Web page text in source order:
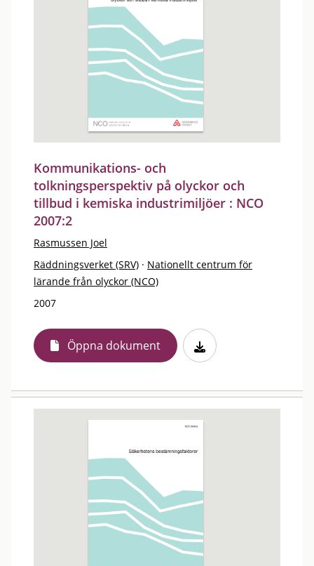
Kommunikations- och
tolkningsperspektiv på olyckor och
tillbud i kemiska industrimiljöer : NCO
2007:2
Rasmussen Joel
Räddningsverket (SRV) · Nationellt centrum för
lärande från olyckor (NCO)
2007
Öppna dokument